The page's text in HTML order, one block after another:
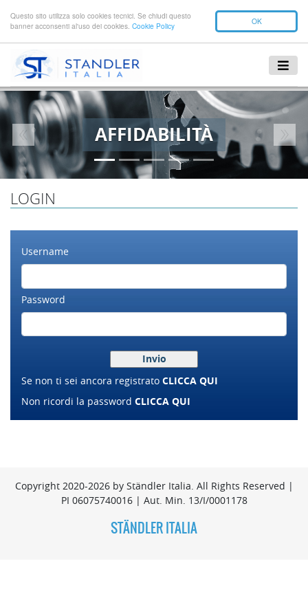
OK
Questo sito utilizza solo cookies tecnici. Se chiudi questo
banner acconsenti al'uso dei cookies. Cookie Policy
AFFIDABILITÀ
Previous Next
LOGIN
Username
Password
Se non ti sei ancora registrato CLICCA QUI
Non ricordi la password CLICCA QUI
Copyright 2020-2026 by Ständler Italia. All Rights Reserved |
PI 06075740016 | Aut. Min. 13/I/0001178
STÄNDLER ITALIA